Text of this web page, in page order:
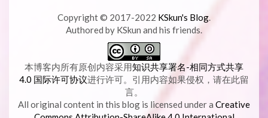
Copyright © 2017-2022 KSkun's Blog.
Authored by KSkun and his friends.
本博客内所有原创内容采用知识共享署名-相同方式共享
4.0 国际许可协议进行许可。引用内容如果侵权，请在此留
言。
All original content in this blog is licensed under a Creative